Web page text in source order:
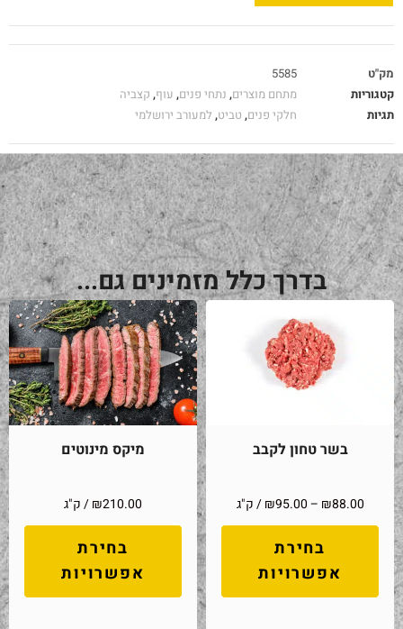
מק"ט
5585
קטגוריות
מתחם מוצרים, נתחי פנים, עוף, קצביה
תגיות
חלקי פנים, טביט, למעורב ירושלמי
בדרך כלל מזמינים גם...
בשר טחון לקבב
₪88.00
–
₪95.00 / ק"ג
בחירת
אפשרויות
מיקס מינוטים
₪210.00 / ק"ג
בחירת
אפשרויות